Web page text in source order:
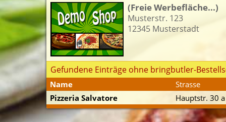
Sicherheit
Kontakt
(Freie Werbefläche...)
Musterstr. 123
12345 Musterstadt
Gefundene Einträge ohne bringbutler-
Name Strasse
Pizzeria Salvatore
Hauptstr. 30 a